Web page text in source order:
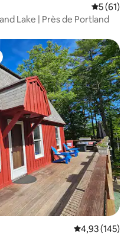
5 (61)
Lake | Près de Portland
plus appréciés
Évaluation
4,93 (145)